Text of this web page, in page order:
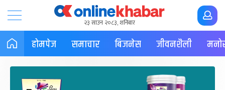
२३ साउन २०८३, शनिबार
होमपेज समाचार बिजनेस जीवनशैली